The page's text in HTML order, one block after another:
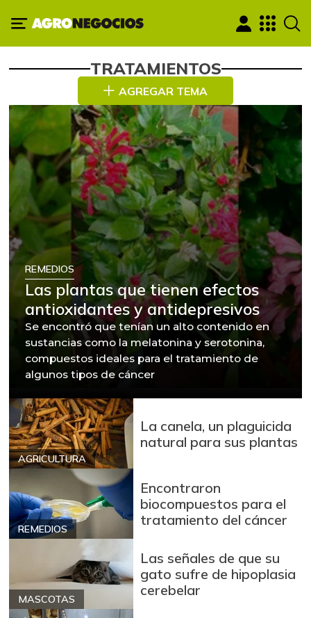
TRATAMIENTOS
AGREGAR TEMA
REMEDIOS
Las plantas que tienen efectos
antioxidantes y antidepresivos
Se encontró que tenían un alto contenido en
sustancias como la melatonina y serotonina,
compuestos ideales para el tratamiento de
algunos tipos de cáncer
AGRICULTURA
La canela, un plaguicida
natural para sus plantas
REMEDIOS
Encontraron
biocompuestos para el
tratamiento del cáncer
MASCOTAS
Las señales de que su
gato sufre de hipoplasia
cerebelar